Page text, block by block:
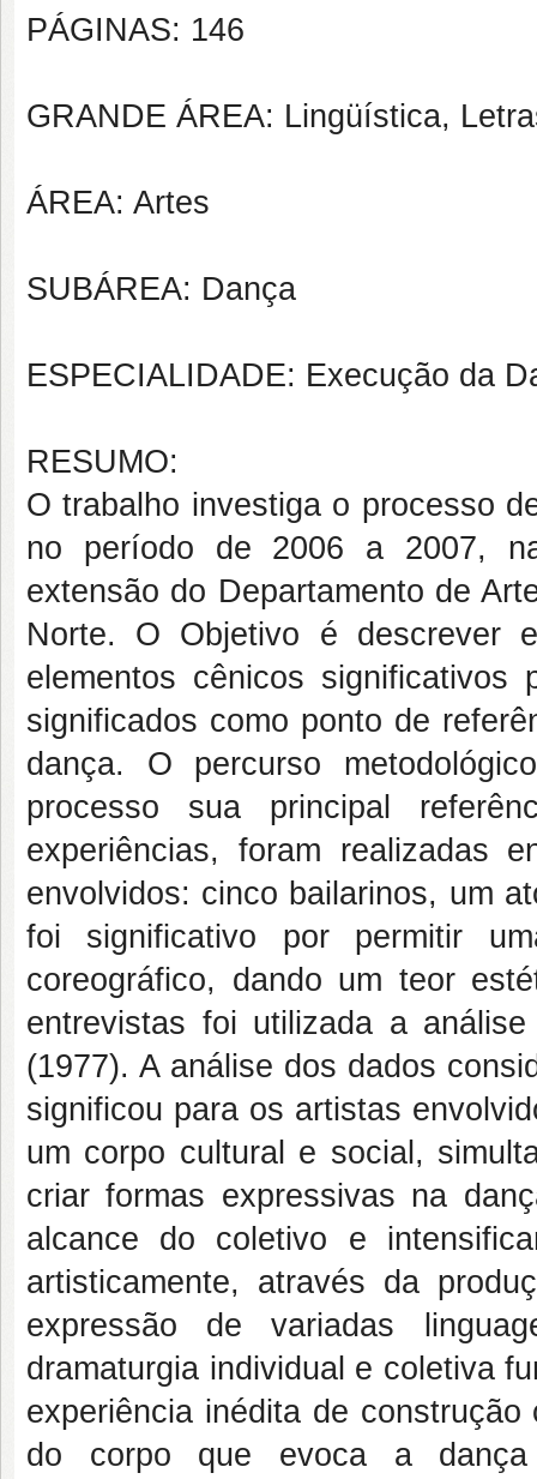
PÁGINAS: 146
GRANDE ÁREA: Lingüística,
ÁREA: Artes
SUBÁREA: Dança
ESPECIALIDADE: Execução da
RESUMO:
O trabalho investiga o processo
no período de 2006 a 2007,
extensão do Departamento de
Norte. O Objetivo é descrever
elementos cênicos
significados como ponto de
dança. O percurso
processo sua principal
experiências, foram realizadas
envolvidos: cinco bailarinos, um
foi significativo por permitir
coreográfico, dando um teor
entrevistas foi utilizada a
(1977). A análise dos dados
significou para os artistas
um corpo cultural e social,
criar formas expressivas na
alcance do coletivo e
artisticamente, através da
expressão de variadas
dramaturgia individual e coletiva
experiência inédita de
do corpo que evoca a dança